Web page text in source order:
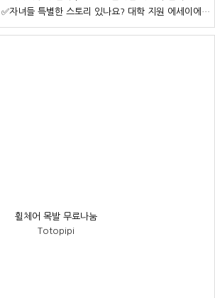
✅자녀들 특별한 스토리 있나요? 대학 지원 에세이에서 갈리는데..
휠체어 목발 무료나눔
Totopipi